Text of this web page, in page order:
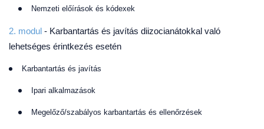
Nemzeti előírások és kódexek
2. modul - Karbantartás és javítás diizocianátokkal való
lehetséges érintkezés esetén
Karbantartás és javítás
Ipari alkalmazások
Megelőző/szabályos karbantartás és ellenőrzések